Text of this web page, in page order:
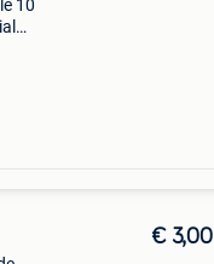
10
€ 3,00